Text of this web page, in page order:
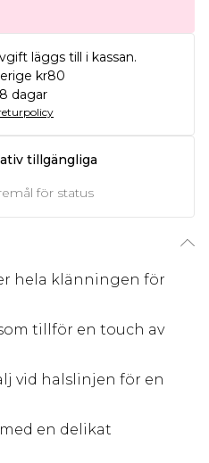
läggs till i kassan.
kr80
dagar
tillgängliga
för status
hela klänningen för
tillför en touch av
vid halslinjen för en
en delikat